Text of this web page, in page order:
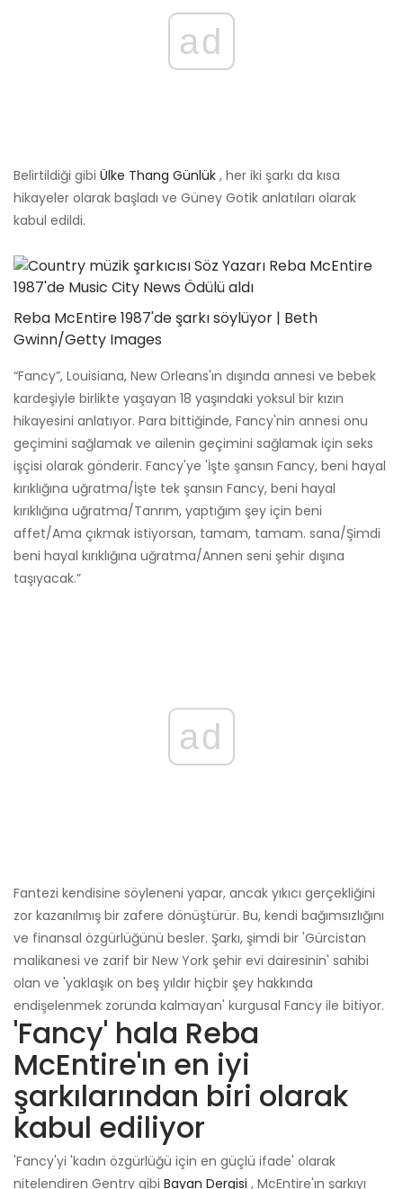
ad
Belirtildiği gibi Ülke Thang Günlük , her iki şarkı da kısa
hikayeler olarak başladı ve Güney Gotik anlatıları olarak
kabul edildi.
Reba McEntire 1987'de şarkı söylüyor | Beth
Gwinn/Getty Images
“Fancy”, Louisiana, New Orleans'ın dışında annesi ve bebek
kardeşiyle birlikte yaşayan 18 yaşındaki yoksul bir kızın
hikayesini anlatıyor. Para bittiğinde, Fancy'nin annesi onu
geçimini sağlamak ve ailenin geçimini sağlamak için seks
işçisi olarak gönderir. Fancy'ye 'İşte şansın Fancy, beni hayal
kırıklığına uğratma/İşte tek şansın Fancy, beni hayal
kırıklığına uğratma/Tanrım, yaptığım şey için beni
affet/Ama çıkmak istiyorsan, tamam, tamam. sana/Şimdi
beni hayal kırıklığına uğratma/Annen seni şehir dışına
taşıyacak.”
ad
Fantezi kendisine söyleneni yapar, ancak yıkıcı gerçekliğini
zor kazanılmış bir zafere dönüştürür. Bu, kendi bağımsızlığını
ve finansal özgürlüğünü besler. Şarkı, şimdi bir 'Gürcistan
malikanesi ve zarif bir New York şehir evi dairesinin' sahibi
olan ve 'yaklaşık on beş yıldır hiçbir şey hakkında
endişelenmek zorunda kalmayan' kurgusal Fancy ile bitiyor.
'Fancy' hala Reba
McEntire'ın en iyi
şarkılarından biri olarak
kabul ediliyor
'Fancy'yi 'kadın özgürlüğü için en güçlü ifade' olarak
nitelendiren Gentry gibi Bayan Dergisi , McEntire'ın şarkıyı